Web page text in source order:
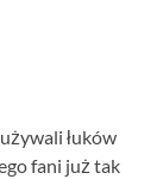
łuków
fani już tak